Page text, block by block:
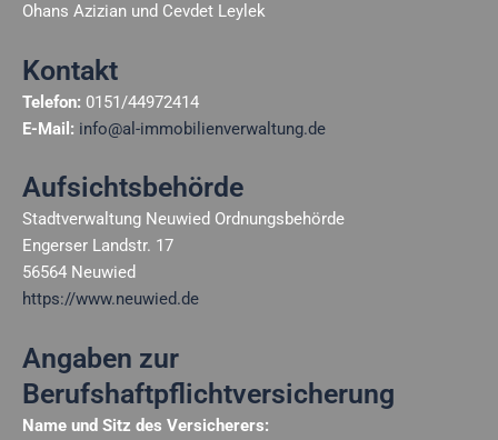
Ohans Azizian und Cevdet Leylek
Kontakt
Telefon: 0151/44972414
E-Mail: info@al-immobilienverwaltung.de
Aufsichtsbehörde
Stadtverwaltung Neuwied Ordnungsbehörde
Engerser Landstr. 17
56564 Neuwied
https://www.neuwied.de
Angaben zur
Berufshaftpflichtversicherung
Name und Sitz des Versicherers: